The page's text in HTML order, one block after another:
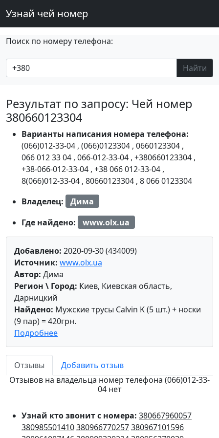
Узнай чей номер
Поиск по номеру телефона:
Найти
Результат по запросу: Чей номер
380660123304
Варианты написания номера телефона:
(066)012-33-04 , (066)0123304 , 0660123304 ,
066 012 33 04 , 066-012-33-04 , +380660123304 ,
+38-066-012-33-04 , +38 066 012-33-04 ,
8(066)012-33-04 , 80660123304 , 8 066 0123304
Владелец:
Дима
Где найдено:
www.olx.ua
Добавлено: 2020-09-30 (434009)
Источник: www.olx.ua
Автор: Дима
Регион \ Город: Киев, Киевская область,
Дарницкий
Найдено: Мужские трусы Calvin K (5 шт.) + носки
(9 пар) = 420грн.
Подробнее
Отзывы
Добавить отзыв
Отзывов на владельца номер телефона (066)012-33-
04 нет
Узнай кто звонит с номера: 380667960057
380985501410380966770257380967101596